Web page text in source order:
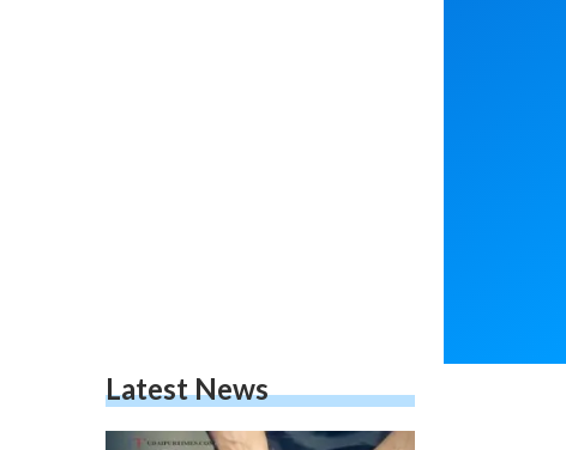
Latest News